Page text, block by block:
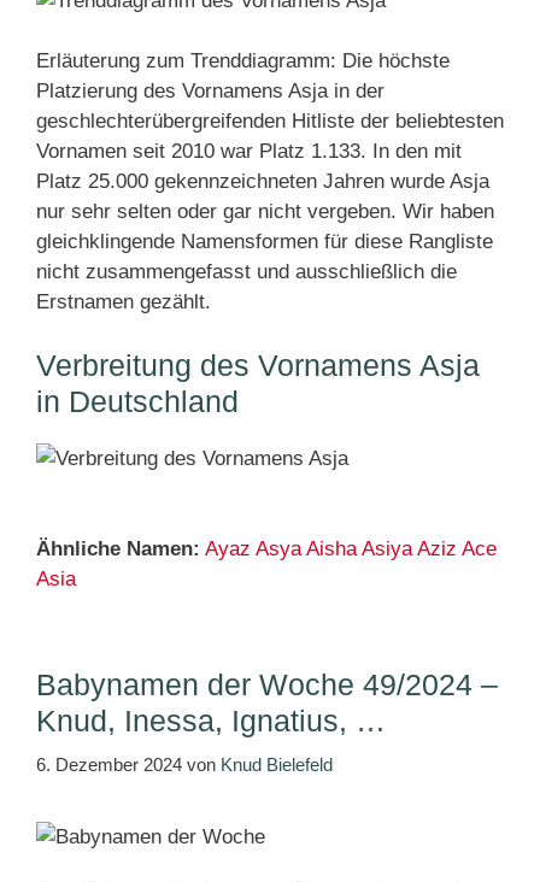
Erläuterung zum Trenddiagramm: Die höchste
Platzierung des Vornamens Asja in der
geschlechterübergreifenden Hitliste der beliebtesten
Vornamen seit 2010 war Platz 1.133. In den mit
Platz 25.000 gekennzeichneten Jahren wurde Asja
nur sehr selten oder gar nicht vergeben. Wir haben
gleichklingende Namensformen für diese Rangliste
nicht zusammengefasst und ausschließlich die
Erstnamen gezählt.
Verbreitung des Vornamens Asja
in Deutschland
Ähnliche Namen: Ayaz Asya Aisha Asiya Aziz Ace
Asia
Babynamen der Woche 49/2024 –
Knud, Inessa, Ignatius, …
6. Dezember 2024 von Knud Bielefeld